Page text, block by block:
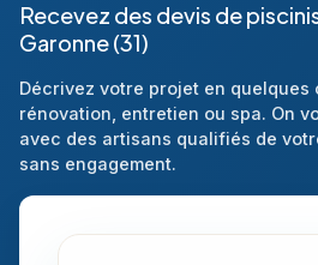
Recevez des devis de
Garonne (31)
Décrivez votre projet en quelques
rénovation, entretien ou spa. On
avec des artisans qualifiés de
sans engagement.